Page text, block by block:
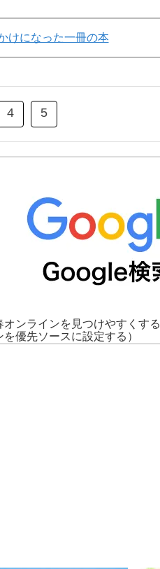
けになった一冊の本
4 5
オンラインを見つけやすくする
を優先ソースに設定する）